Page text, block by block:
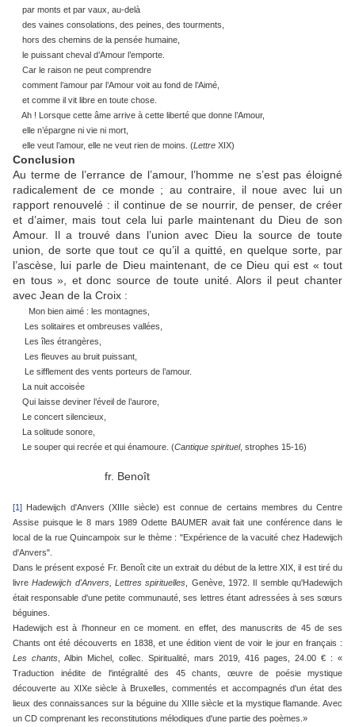
par monts et par vaux, au-delà
des vaines consolations, des peines, des tourments,
hors des chemins de la pensée humaine,
le puissant cheval d’Amour l’emporte.
Car le raison ne peut comprendre
comment l’amour par l’Amour voit au fond de l’Aimé,
et comme il vit libre en toute chose.
Ah ! Lorsque cette âme arrive à cette liberté que donne l’Amour,
elle n’épargne ni vie ni mort,
elle veut l’amour, elle ne veut rien de moins. (Lettre XIX)
Conclusion
Au terme de l’errance de l’amour, l’homme ne s’est pas éloigné
radicalement de ce monde ; au contraire, il noue avec lui un
rapport renouvelé : il continue de se nourrir, de penser, de créer
et d’aimer, mais tout cela lui parle maintenant du Dieu de son
Amour. Il a trouvé dans l’union avec Dieu la source de toute
union, de sorte que tout ce qu’il a quitté, en quelque sorte, par
l’ascèse, lui parle de Dieu maintenant, de ce Dieu qui est « tout
en tous », et donc source de toute unité. Alors il peut chanter
avec Jean de la Croix :
Mon bien aimé : les montagnes,
Les solitaires et ombreuses vallées,
Les îles étrangères,
Les fleuves au bruit puissant,
Le sifflement des vents porteurs de l’amour.
La nuit accoisée
Qui laisse deviner l’éveil de l’aurore,
Le concert silencieux,
La solitude sonore,
Le souper qui recrée et qui énamoure. (Cantique spirituel, strophes 15-16)
fr. Benoît
[1] Hadewijch d'Anvers (XIIIe siècle) est connue de certains membres du Centre
Assise puisque le 8 mars 1989 Odette BAUMER avait fait une conférence dans le
local de la rue Quincampoix sur le thème : "Expérience de la vacuité chez Hadewijch
d'Anvers".
Dans le présent exposé Fr. Benoît cite un extrait du début de la lettre XIX, il est tiré du
livreHadewijch d'Anvers, Lettres spirituelles , Genève, 1972. Il semble qu'Hadewijch
était responsable d'une petite communauté, ses lettres étant adressées à ses sœurs
béguines.
Hadewijch est à l'honneur en ce moment. en effet, des manuscrits de 45 de ses
Chants ont été découverts en 1838, et une édition vient de voir le jour en français :
Les chants , Albin Michel, collec. Spiritualité, mars 2019, 416 pages, 24.00 € : «
Traduction inédite de l'intégralité des 45 chants, œuvre de poésie mystique
découverte au XIXe siècle à Bruxelles, commentés et accompagnés d'un état des
lieux des connaissances sur la béguine du XIIIe siècle et la mystique flamande. Avec
un CD comprenant les reconstitutions mélodiques d'une partie des poèmes.»